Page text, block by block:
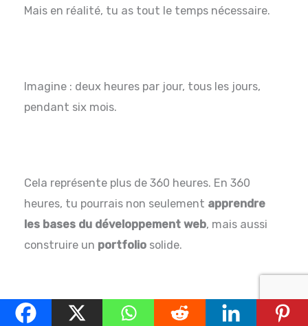
Mais en réalité, tu as tout le temps nécessaire.
Imagine : deux heures par jour, tous les jours,
pendant six mois.
Cela représente plus de 360 heures. En 360
heures, tu pourrais non seulement apprendre
les bases du développement web, mais aussi
construire un portfolio solide.
Ce n’est pas une question de temps, c’est une